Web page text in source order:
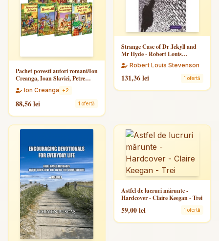
Pachet povesti autori romani/Ion
Creanga, Ioan Slavici, Petre
Ion Creanga +2
88,56 lei 1 ofertă
Strange Case of Dr Jekyll and
Mr Hyde - Robert Louis
Stevenson
Robert Louis Stevenson
131,36 lei 1 ofertă
Astfel de lucruri mărunte -
Hardcover - Claire Keegan - Trei
59,00 lei 1 ofertă